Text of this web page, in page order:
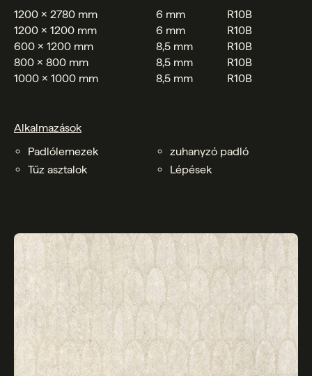
1200 x 2780 mm
6 mm
R10B
1200 x 1200 mm
6 mm
R10B
600 x 1200 mm
8,5 mm
R10B
800 x 800 mm
8,5 mm
R10B
1000 x 1000 mm
8,5 mm R10B
Alkalmazások
Padlólemezek
zuhanyzó padló
Tűz asztalok
Lépések